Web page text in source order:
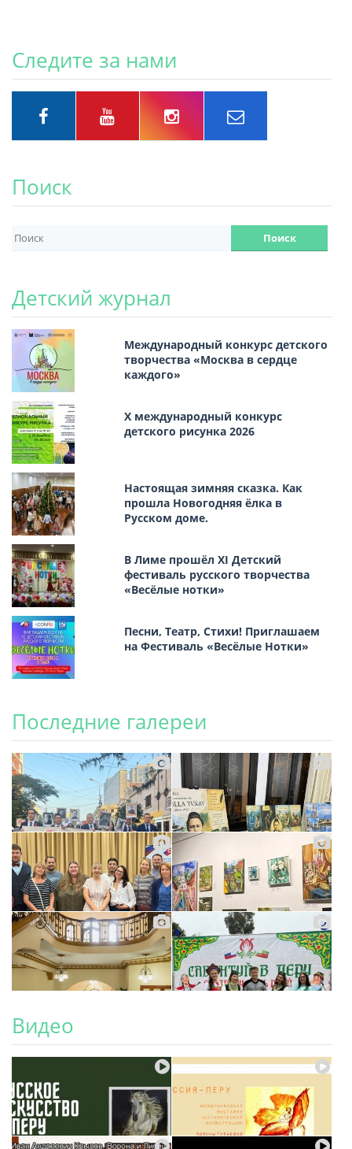
Следите за нами
Поиск
Детский журнал
Международный конкурс детского
творчества «Москва в сердце
каждого»
Х международный конкурс
детского рисунка 2026
Настоящая зимняя сказка. Как
прошла Новогодняя ёлка в
Русском доме.
В Лиме прошёл XI Детский
фестиваль русского творчества
«Весёлые нотки»
Песни, Театр, Стихи! Приглашаем
на Фестиваль «Весёлые Нотки»
Последние галереи
Видео